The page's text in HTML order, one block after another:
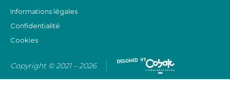
Informations légales
Confidentialité
Cookies
Copyright © 2021 – 2026